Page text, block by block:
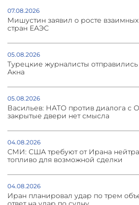
07.08.2026
Мишустин заявил о росте взаимных
стран ЕАЭС
05.08.2026
Турецкие журналисты
Акна
05.08.2026
Васильев: НАТО против диалога с
закрытые двери нет смысла
04.08.2026
СМИ: США требуют от Ирана
топливо для возможной сделки
04.08.2026
Иран планировал удар по трем